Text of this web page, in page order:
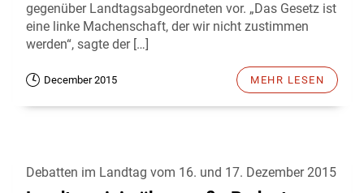
gegenüber Landtagsabgeordneten vor. „Das Gesetz ist
eine linke Machenschaft, der wir nicht zustimmen
werden“, sagte der […]
December 2015 MEHR LESEN
Debatten im Landtag vom 16. und 17. Dezember 2015